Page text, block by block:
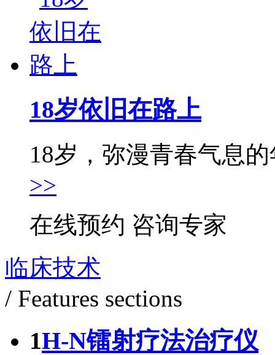
18岁依旧在路上
18岁，弥漫青春气息
>>
在线预约 咨询专家
临床技术
/ Features sections
1H-N镭射疗法治疗仪